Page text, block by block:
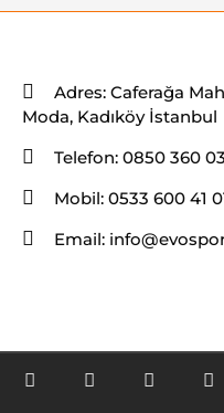
Adres: Caferağa
Moda, Kadıköy İstanbul
Telefon: 0850 360
Mobil: 0533 600 41
Email: